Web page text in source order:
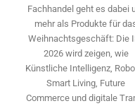
Fachhandel geht es dabei
mehr als Produkte für
Weihnachtsgeschäft: Die
2026 wird ­zeigen, wie
Künstliche Intelligenz,
Smart Living, Future
Commerce und digitale